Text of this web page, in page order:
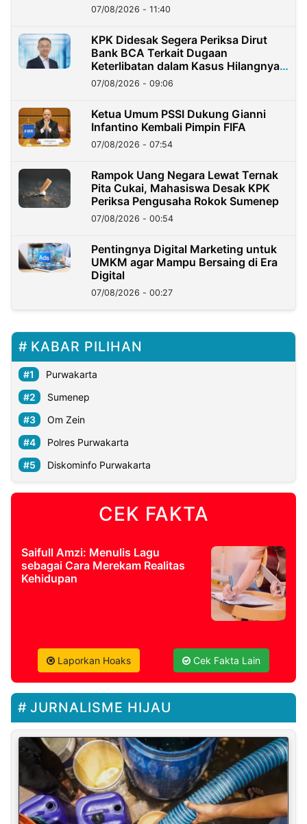
07/08/2026 - 11:40
KPK Didesak Segera Periksa Dirut
Bank BCA Terkait Dugaan
Keterlibatan dalam Kasus Hilangnya
Dana Nasabah Rp2,58 Miliar
07/08/2026 - 09:06
Ketua Umum PSSI Dukung Gianni
Infantino Kembali Pimpin FIFA
07/08/2026 - 07:54
Rampok Uang Negara Lewat Ternak
Pita Cukai, Mahasiswa Desak KPK
Periksa Pengusaha Rokok Sumenep
07/08/2026 - 00:54
Pentingnya Digital Marketing untuk
UMKM agar Mampu Bersaing di Era
Digital
07/08/2026 - 00:27
KABAR PILIHAN
Purwakarta
Sumenep
Om Zein
Polres Purwakarta
Diskominfo Purwakarta
CEK FAKTA
Saifull Amzi: Menulis Lagu
sebagai Cara Merekam Realitas
Kehidupan
Laporkan Hoaks Cek Fakta Lain
JURNALISME HIJAU